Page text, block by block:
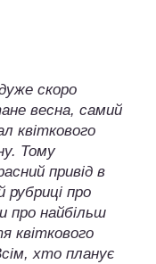
скоро
весна, самий
квіткового
Тому
привід в
рубриці про
про найбільш
квіткового
хто планує